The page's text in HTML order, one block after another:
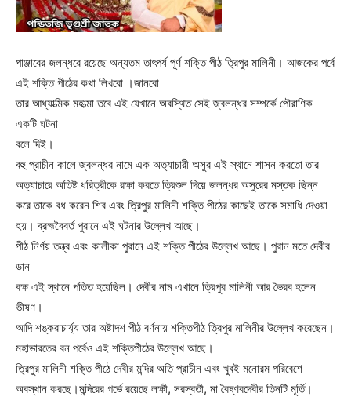
পাঞ্জাবের জলন্ধরে রয়েছে অন্যতম তাৎপর্য পূর্ণ শক্তি পীঠ ত্রিপুর মালিনী। আজকের পর্বে
এই শক্তি পীঠের কথা লিখবো ।জানবো
তার আধ্যাত্মিক মহাত্মা তবে এই যেখানে অবস্থিত সেই জ্বলন্ধর সম্পর্কে পৌরাণিক
একটি ঘটনা
বলে দিই।
বহু প্রাচীন কালে জ্বলন্ধর নামে এক অত্যাচারী অসুর এই স্থানে শাসন করতো তার
অত্যাচারে অতিষ্ট ধরিত্রীকে রক্ষা করতে ত্রিশুল দিয়ে জলন্ধর অসুরের মস্তক ছিন্ন
করে তাকে বধ করেন শিব এবং ত্রিপুর মালিনী শক্তি পীঠের কাছেই তাকে সমাধি দেওয়া
হয়। ব্রহ্মবৈবর্ত পুরানে এই ঘটনার উল্লেখ আছে।
পীঠ নির্ণয় তন্ত্র এবং কালীকা পুরানে এই শক্তি পীঠের উল্লেখ আছে। পুরান মতে দেবীর
ডান
বক্ষ এই স্থানে পতিত হয়েছিল। দেবীর নাম এখানে ত্রিপুর মালিনী আর ভৈরব হলেন
ভীষণ।
আদি শঙ্করাচার্য্য তার অষ্টাদশ পীঠ বর্ণনায় শক্তিপীঠ ত্রিপুর মালিনীর উল্লেখ করেছেন।
মহাভারতের বন পর্বেও এই শক্তিপীঠের উল্লেখ আছে।
ত্রিপুর মালিনী শক্তি পীঠে দেবীর মন্দির অতি প্রাচীন এবং খুবই মনোরম পরিবেশে
অবস্থান করছে।মন্দিরের গর্ভে রয়েছে লক্ষী, সরস্বতী, মা বৈষ্ণবদেবীর তিনটি মূর্তি।